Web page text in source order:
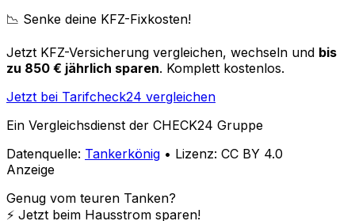
📉 Senke deine KFZ-Fixkosten!
Jetzt KFZ-Versicherung vergleichen, wechseln und bis
zu 850 € jährlich sparen. Komplett kostenlos.
Jetzt bei Tarifcheck24 vergleichen
Ein Vergleichsdienst der CHECK24 Gruppe
Datenquelle: Tankerkönig • Lizenz: CC BY 4.0
Anzeige
Genug vom teuren Tanken?
⚡️ Jetzt beim Hausstrom sparen!